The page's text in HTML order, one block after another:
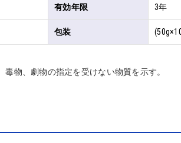
有効年限 3年
包装
物、劇物の指定を受けない物質を示す。